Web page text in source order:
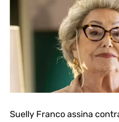
Suelly Franco assina